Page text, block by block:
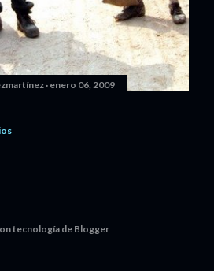
enero 06, 2009
tecnología de Blogger